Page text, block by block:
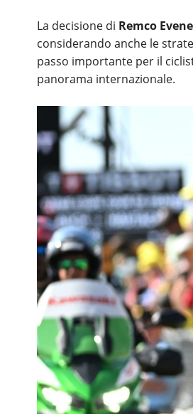
La decisione di Remco
considerando anche le
passo importante per il
panorama internazionale.